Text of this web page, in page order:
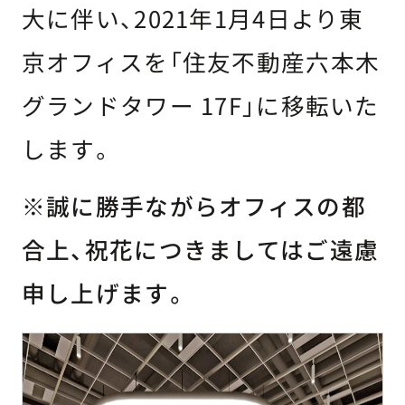
大に伴い、2021年1月4日より東
京オフィスを「住友不動産六本木
グランドタワー 17F」に移転いた
します。
※誠に勝手ながらオフィスの都
合上、祝花につきましてはご遠慮
申し上げます。